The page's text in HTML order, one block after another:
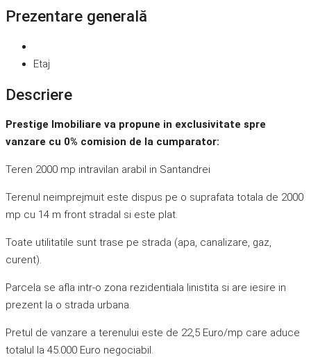
Prezentare generală
Etaj
Descriere
Prestige Imobiliare va propune in exclusivitate spre
vanzare cu 0% comision de la cumparator:
Teren 2000 mp intravilan arabil in Santandrei
Terenul neimprejmuit este dispus pe o suprafata totala de 2000
mp cu 14 m front stradal si este plat.
Toate utilitatile sunt trase pe strada (apa, canalizare, gaz,
curent).
Parcela se afla intr-o zona rezidentiala linistita si are iesire in
prezent la o strada urbana.
Pretul de vanzare a terenului este de 22,5 Euro/mp care aduce
totalul la 45.000 Euro negociabil.